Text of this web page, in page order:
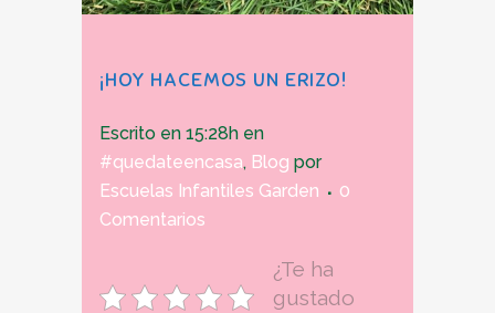
¡HOY HACEMOS UN ERIZO!
Escrito en 15:28h en
#quedateencasa, Blog por
Escuelas Infantiles Garden
0
Comentarios
¿Te ha
gustado